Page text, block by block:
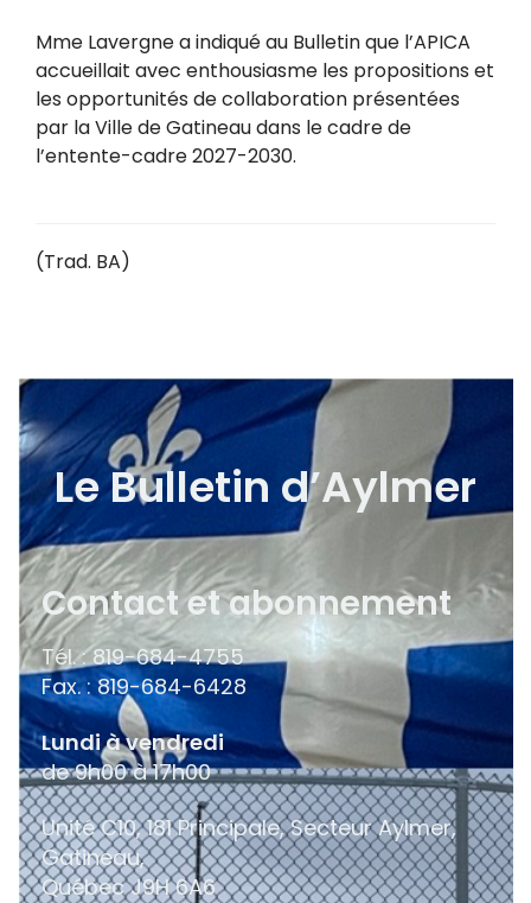
Mme Lavergne a indiqué au Bulletin que l’APICA
accueillait avec enthousiasme les propositions et
les opportunités de collaboration présentées
par la Ville de Gatineau dans le cadre de
l’entente-cadre 2027-2030.
(Trad. BA)
Le Bulletin d’Aylmer
Contact et abonnement
Tél. : 819-684-4755
Fax. : 819-684-6428
Lundi à vendredi
de 9h00 à 17h00
Unité C10, 181 Principale, Secteur Aylmer,
Gatineau,
QuébecJ9H 6A6